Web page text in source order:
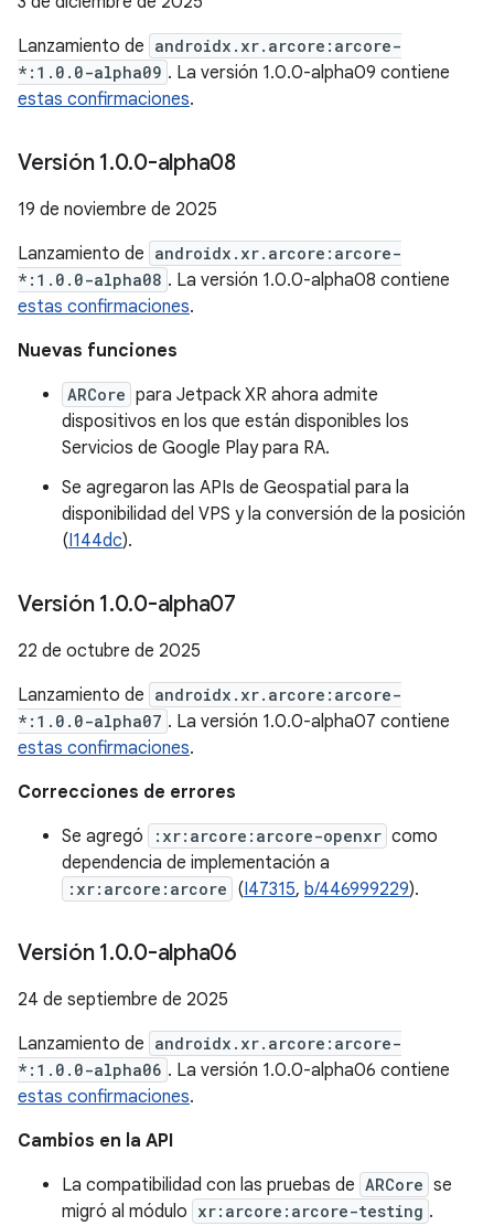
Lanzamiento de androidx.xr.arcore:arcore-
*:1.0.0-alpha09 . La versión 1.0.0-alpha09 contiene
estas confirmaciones.
Versión 1.0.0-alpha08
19 de noviembre de 2025
Lanzamiento de androidx.xr.arcore:arcore-
*:1.0.0-alpha08 . La versión 1.0.0-alpha08 contiene
estas confirmaciones.
Nuevas funciones
ARCore para Jetpack XR ahora admite
dispositivos en los que están disponibles los
Servicios de Google Play para RA.
Se agregaron las APIs de Geospatial para la
disponibilidad del VPS y la conversión de la posición
(I144dc).
Versión 1.0.0-alpha07
22 de octubre de 2025
Lanzamiento de androidx.xr.arcore:arcore-
*:1.0.0-alpha07 . La versión 1.0.0-alpha07 contiene
estas confirmaciones.
Correcciones de errores
Se agregó
:xr:arcore:arcore-openxr como
dependencia de implementación a
:xr:arcore:arcore (I47315, b/446999229).
Versión 1.0.0-alpha06
24 de septiembre de 2025
Lanzamiento de androidx.xr.arcore:arcore-
*:1.0.0-alpha06 . La versión 1.0.0-alpha06 contiene
estas confirmaciones.
Cambios en la API
La compatibilidad con las pruebas de ARCore se
migró al módulo xr:arcore:arcore-testing .